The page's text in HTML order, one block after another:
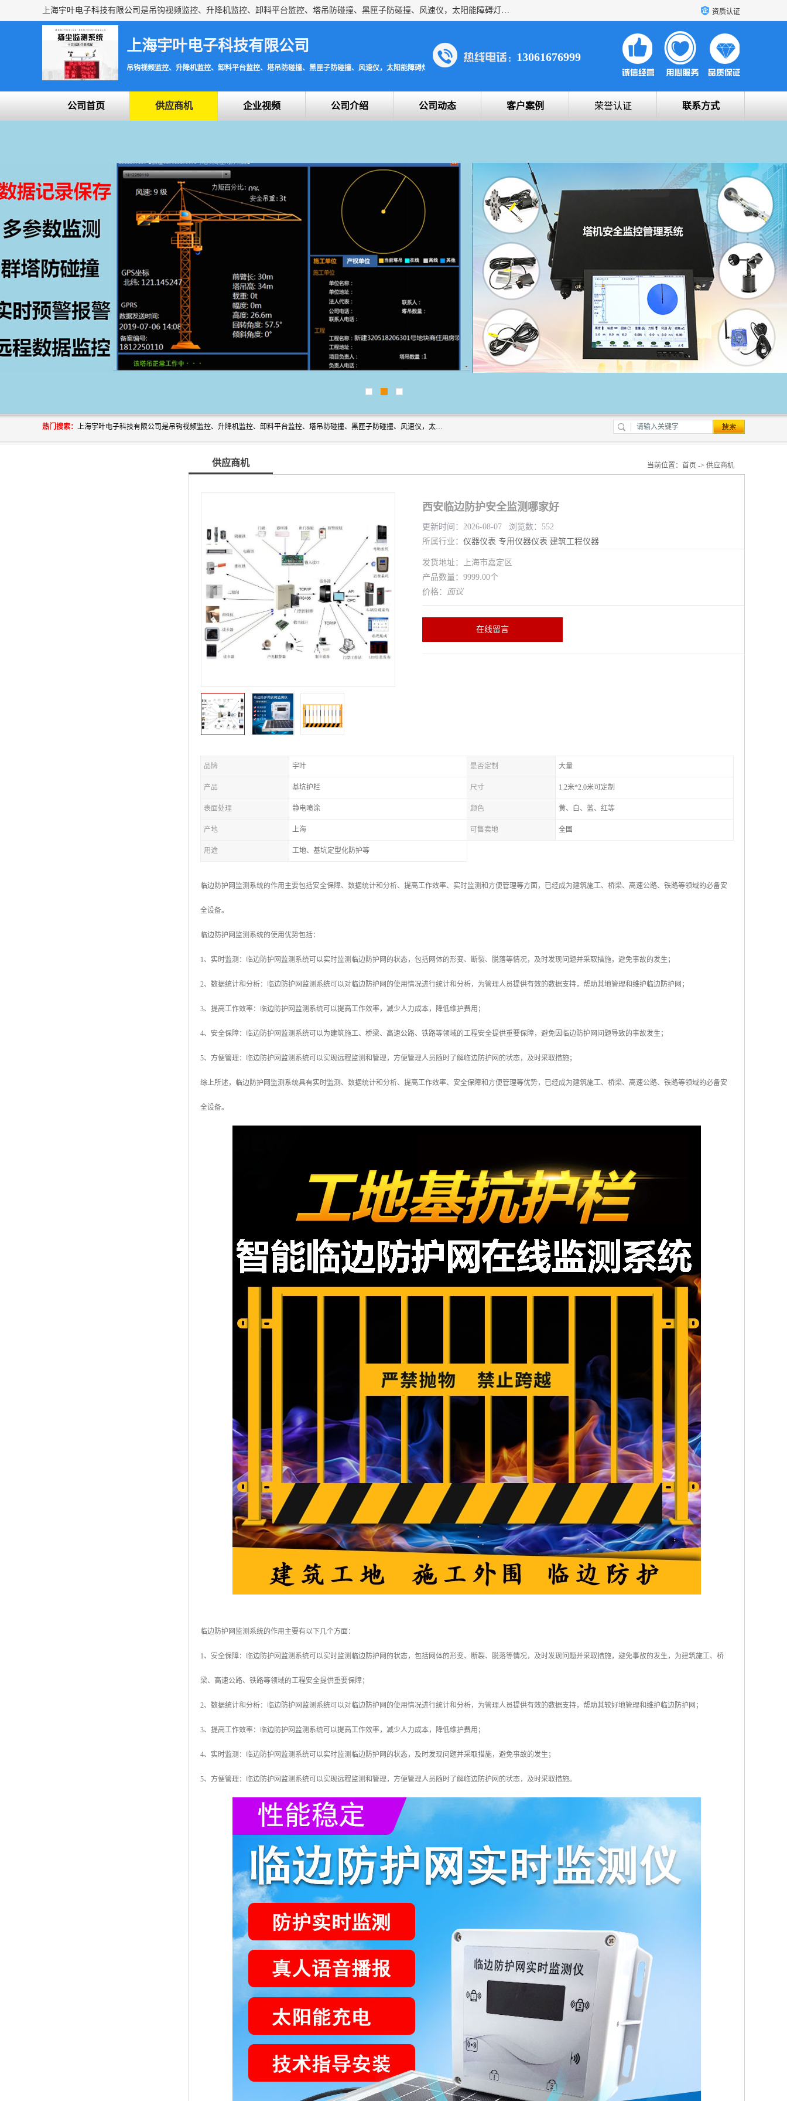
上海宇叶电子科技有限公司是吊钩视频监控、升降机监控、卸料平台监控、塔吊防碰撞、黑匣子防碰撞、风速仪，太阳能障碍灯安全提示灯等一系列升降机的常用配件产品专业研发生产加工的公司，拥有完整、科学的质量管理体系。 资质认证
上海宇叶电子科技有限公司
吊钩视频监控、升降机监控、卸料平台监控、塔吊防碰撞、黑匣子防碰撞、风速仪，太阳能障碍灯安全提示灯
13061676999
公司首页 供应商机 企业视频 公司介绍 公司动态 客户案例 荣誉认证 联系方式
热门搜索： 上海宇叶电子科技有限公司是吊钩视频监控、升降机监控、卸料平台监控、塔吊防碰撞、黑匣子防碰撞、风速仪，太阳能障碍灯安全提示灯等一系列升降机的常用配件产品专业研发生产加工的公司，拥有完整、科学的质量管理体系。
供应商机 当前位置： 首页 -> 供应商机
西安临边防护安全监测哪家好
更新时间：2026-08-07 浏览数：552
所属行业： 仪器仪表 专用仪器仪表 建筑工程仪器
发货地址：上海市嘉定区
产品数量：9999.00个
价格： 面议
在线留言
品牌 宇叶 是否定制 大量
产品 基坑护栏 尺寸 1.2米*2.0米可定制
表面处理 静电喷涂 颜色 黄、白、蓝、红等
产地 上海 可售卖地 全国
用途 工地、基坑定型化防护等
临边防护网监测系统的作用主要包括安全保障、数据统计和分析、提高工作效率、实时监测和方便管理等方面，已经成为建筑施工、桥梁、高速公路、铁路等领域的必备安
全设备。
临边防护网监测系统的使用优势包括：
1、实时监测：临边防护网监测系统可以实时监测临边防护网的状态，包括网体的形变、断裂、脱落等情况，及时发现问题并采取措施，避免事故的发生；
2、数据统计和分析：临边防护网监测系统可以对临边防护网的使用情况进行统计和分析，为管理人员提供有效的数据支持，帮助其地管理和维护临边防护网；
3、提高工作效率：临边防护网监测系统可以提高工作效率，减少人力成本，降低维护费用；
4、安全保障：临边防护网监测系统可以为建筑施工、桥梁、高速公路、铁路等领域的工程安全提供重要保障，避免因临边防护网问题导致的事故发生；
5、方便管理：临边防护网监测系统可以实现远程监测和管理，方便管理人员随时了解临边防护网的状态，及时采取措施；
综上所述，临边防护网监测系统具有实时监测、数据统计和分析、提高工作效率、安全保障和方便管理等优势，已经成为建筑施工、桥梁、高速公路、铁路等领域的必备安
全设备。
临边防护网监测系统的作用主要有以下几个方面：
1、安全保障：临边防护网监测系统可以实时监测临边防护网的状态，包括网体的形变、断裂、脱落等情况，及时发现问题并采取措施，避免事故的发生，为建筑施工、桥
梁、高速公路、铁路等领域的工程安全提供重要保障；
2、数据统计和分析：临边防护网监测系统可以对临边防护网的使用情况进行统计和分析，为管理人员提供有效的数据支持，帮助其较好地管理和维护临边防护网；
3、提高工作效率：临边防护网监测系统可以提高工作效率，减少人力成本，降低维护费用；
4、实时监测：临边防护网监测系统可以实时监测临边防护网的状态，及时发现问题并采取措施，避免事故的发生；
5、方便管理：临边防护网监测系统可以实现远程监测和管理，方便管理人员随时了解临边防护网的状态，及时采取措施。